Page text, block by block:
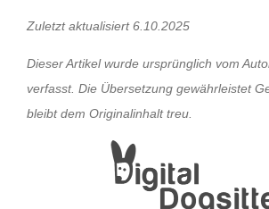
Zuletzt aktualisiert 6.10.2025
Dieser Artikel wurde ursprünglich vom
verfasst. Die Übersetzung gewährleistet
bleibt dem Originalinhalt treu.